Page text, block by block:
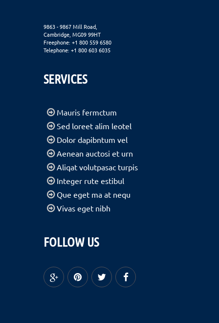
9863 - 9867 Mill Road,
Cambridge, MG09 99HT
Freephone: +1 800 559 6580
Telephone: +1 800 603 6035
SERVICES
Mauris fermctum
Sed loreet alim leotel
Dolor dapibntum vel
Aenean auctosi et urn
Aliqat volutpasac turpis
Integer rute estibul
Que eget ma at nequ
Vivas eget nibh
FOLLOW US